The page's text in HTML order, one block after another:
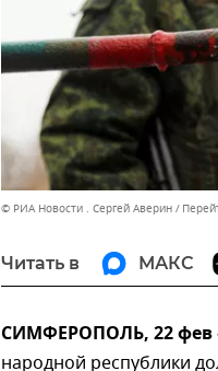
© РИА Новости . Сергей Аверин
Читать в МАКС
СИМФЕРОПОЛЬ, 22 фев
народной республики